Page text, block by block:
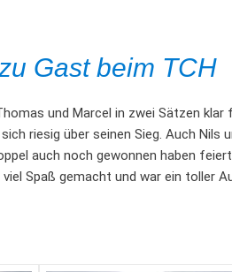
Gast beim TCH
und Marcel in zwei Sätzen
riesig über seinen Sieg. Auch Nils
auch noch gewonnen haben
Spaß gemacht und war ein toller